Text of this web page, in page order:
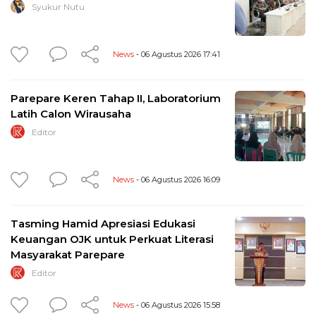
Syukur Nutu
News - 06 Agustus 2026 17:41
Parepare Keren Tahap II, Laboratorium
Latih Calon Wirausaha
Editor
News - 06 Agustus 2026 16:09
Tasming Hamid Apresiasi Edukasi
Keuangan OJK untuk Perkuat Literasi
Masyarakat Parepare
Editor
News - 06 Agustus 2026 15:58